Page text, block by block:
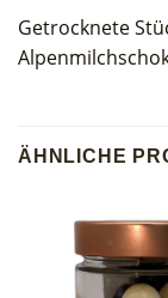
Getrocknete
ÄHNLICHE